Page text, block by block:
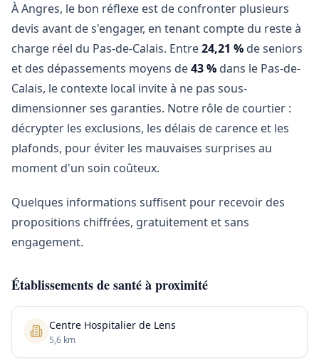
À Angres, le bon réflexe est de confronter plusieurs
devis avant de s'engager, en tenant compte du reste à
charge réel du Pas-de-Calais. Entre24,21 % de seniors
et des dépassements moyens de43 % dans le Pas-de-
Calais, le contexte local invite à ne pas sous-
dimensionner ses garanties. Notre rôle de courtier :
décrypter les exclusions, les délais de carence et les
plafonds, pour éviter les mauvaises surprises au
moment d'un soin coûteux.
Quelques informations suffisent pour recevoir des
propositions chiffrées, gratuitement et sans
engagement.
Établissements de santé à proximité
Centre Hospitalier de Lens
5,6 km